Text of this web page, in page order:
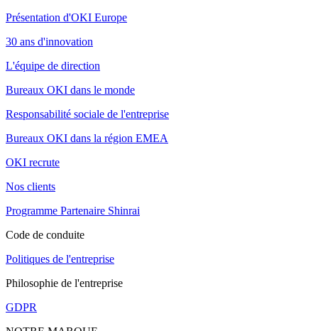
Présentation d'OKI Europe
30 ans d'innovation
L'équipe de direction
Bureaux OKI dans le monde
Responsabilité sociale de l'entreprise
Bureaux OKI dans la région EMEA
OKI recrute
Nos clients
Programme Partenaire Shinrai
Code de conduite
Politiques de l'entreprise
Philosophie de l'entreprise
GDPR